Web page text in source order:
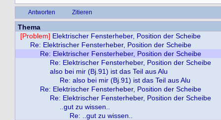
Antworten Zitieren
Thema
[Problem] Elektrischer Fensterheber, Position der Scheibe
Re: Elektrischer Fensterheber, Position der Scheibe
Re: Elektrischer Fensterheber, Position der Scheibe
Re: Elektrischer Fensterheber, Position der Scheibe
also bei mir (Bj.91) ist das Teil aus Alu
Re: also bei mir (Bj.91) ist das Teil aus Alu
Re: Elektrischer Fensterheber, Position der Scheibe
Re: Elektrischer Fensterheber, Position der Scheibe
..gut zu wissen..
Re: ..gut zu wissen..